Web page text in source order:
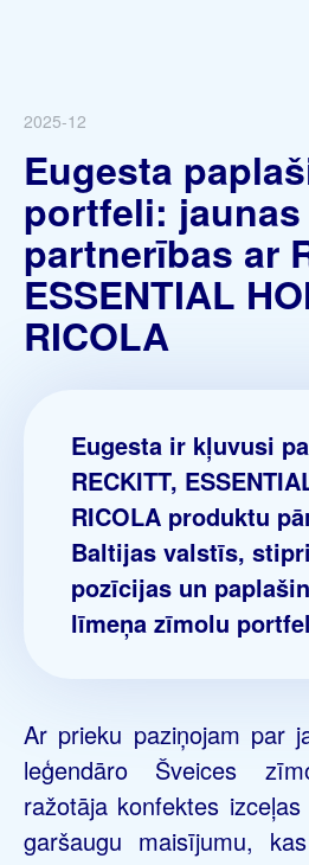
2025-12
Eugesta
portfeli: jaunas
partnerības ar
ESSENTIAL
RICOLA
Eugesta ir kļuvusi
RECKITT,
RICOLA produktu
Baltijas valstīs,
pozīcijas un
līmeņa zīmolu
Ar prieku paziņojam par
leģendāro Šveices
ražotāja konfektes
garšaugu maisījumu,